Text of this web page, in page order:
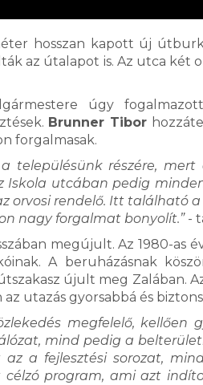
hosszan kapott új
az útalapot is. Az utca
úgy
Brunner Tibor
forgalmasak.
a településünk részére,
Iskola utcában pedig
orvosi rendelő. Itt található
nagy forgalmat bonyolít.”-
megújult. Az 1980-
A beruházásnak
újult meg Zalában.
utazás gyorsabbá és
megfelelő, kellően
mind pedig a
az a fejlesztési sorozat,
célzó program, ami azt